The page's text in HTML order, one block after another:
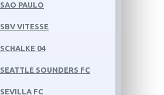
SAO PAULO
SBV VITESSE
SCHALKE 04
SEATTLE SOUNDERS FC
SEVILLA FC